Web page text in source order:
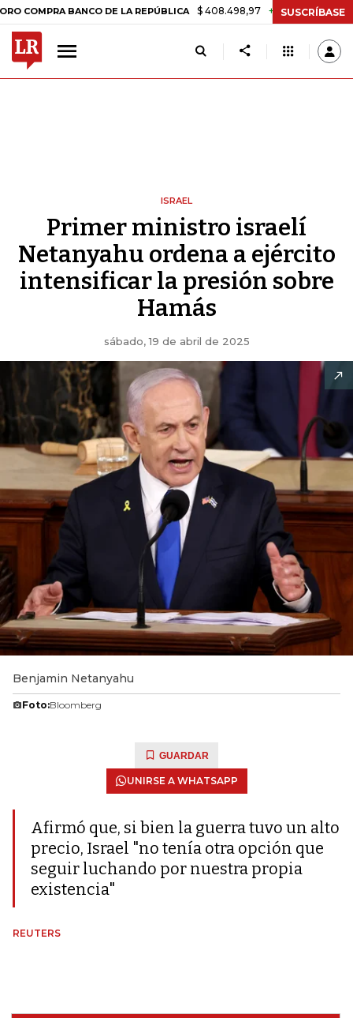
BANCO DE LA REPÚBLICA $ 408.498,97 +$ 8.753,81 +2,19%
SUSCRÍBASE
ISRAEL
Primer ministro israelí
Netanyahu ordena a ejército
intensificar la presión sobre
Hamás
sábado, 19 de abril de 2025
Benjamin Netanyahu
Foto:Bloomberg
GUARDAR
UNIRSE A WHATSAPP
Afirmó que, si bien la guerra tuvo un alto
precio, Israel "no tenía otra opción que
seguir luchando por nuestra propia
existencia"
REUTERS